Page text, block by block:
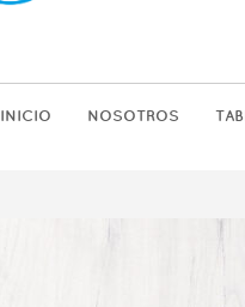
INICIO NOSOTROS